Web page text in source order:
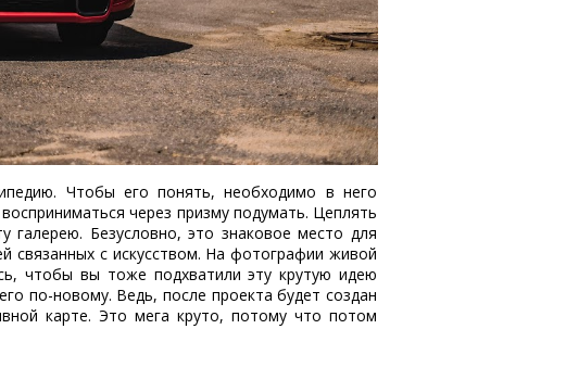
Чтобы его понять, необходимо в него
через призму подумать. Цеплять
Безусловно, это знаковое место для
с искусством. На фотографии живой
чтобы вы тоже подхватили эту крутую идею
по-новому. Ведь, после проекта будет создан
карте. Это мега круто, потому что потом